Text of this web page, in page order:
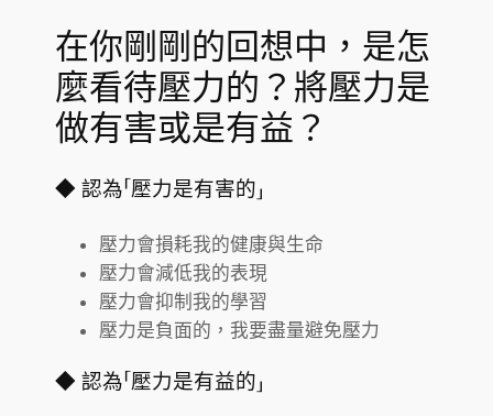
在你剛剛的回想中，是怎
麼看待壓力的？將壓力是
做有害或是有益？
◆ 認為「壓力是有害的」
壓力會損耗我的健康與生命
壓力會減低我的表現
壓力會抑制我的學習
壓力是負面的，我要盡量避免壓力
◆ 認為「壓力是有益的」